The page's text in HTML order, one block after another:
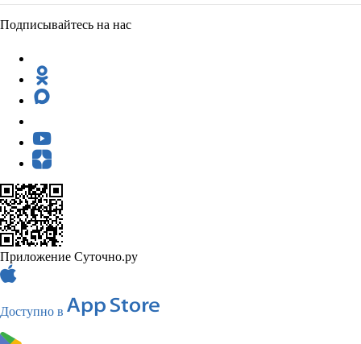
Подписывайтесь на нас
Приложение Суточно.ру
Доступно в